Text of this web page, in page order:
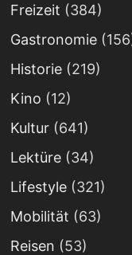
Freizeit (384)
Gastronomie
Historie(219)
Kino (12)
Kultur(641)
Lektüre(34)
Lifestyle(321)
Mobilität (63)
Reisen (53)